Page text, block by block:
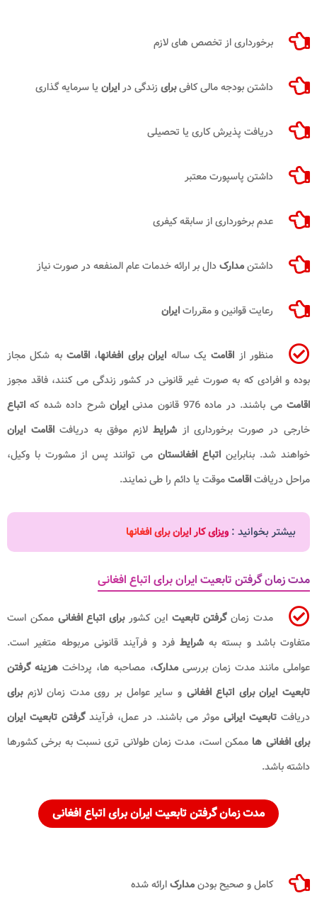
برخورداری از تخصص های لازم
داشتن بودجه مالی کافیبرای زندگی درایران یا سرمایه گذاری
دریافت پذیرش کاری یا تحصیلی
داشتن پاسپورت معتبر
عدم برخورداری از سابقه کیفری
داشتنمدارکدال بر ارائه خدمات عام المنفعه در صورت نیاز
رعایت قوانین و مقرراتایران
منظور از اقامت یک ساله ایران برای افغانها، اقامتبه شکل مجاز
بوده و افرادی که به صورت غیر قانونی در کشور زندگی می کنند، فاقد مجوز
اقامتمی باشند. در ماده 976 قانون مدنی ایرانشرح داده شده که اتباع
خارجی در صورت برخورداری از شرایطلازم موفق به دریافتاقامت ایران
خواهند شد. بنابراین اتباع افغانستان می توانند پس از مشورت با وکیل،
مراحل دریافتاقامتموقت یا دائم را طی نمایند.
بیشتر بخوانید : ویزای کار ایران برای افغانها
مدت زمان گرفتن تابعیت ایران برای اتباع افغانی
مدت زمانگرفتن تابعیتاین کشوربرای اتباع افغانیممکن است
متفاوت باشد و بسته بهشرایطفرد و فرآیند قانونی مربوطه متغیر است.
عواملی مانند مدت زمان بررسیمدارک، مصاحبه ها، پرداخت هزینه گرفتن
تابعیت ایران برای اتباع افغانی و سایر عوامل بر روی مدت زمان لازمبرای
دریافت تابعیت ایرانی موثر می باشند. در عمل، فرآیندگرفتن تابعیت ایران
برای افغانی ها ممکن است، مدت زمان طولانی تری نسبت به برخی کشورها
داشته باشد.
مدت زمان گرفتن تابعیت ایران برای اتباع افغانی
کامل و صحیح بودنمدارکارائه شده